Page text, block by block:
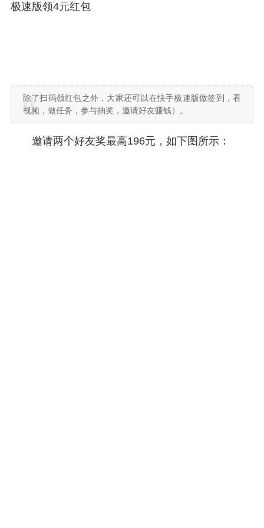
极速版领4元红包
除了扫码领红包之外，大家还可以在快手极速版做签到，看
视频，做任务，参与抽奖，邀请好友赚钱）。
邀请两个好友奖最高196元，如下图所示：